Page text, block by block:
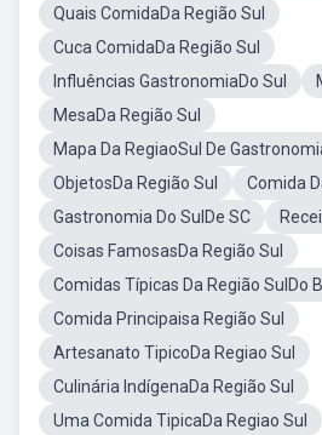
Quais ComidaDa Região Sul
Cuca ComidaDa Região Sul
Influências GastronomiaDo Sul
MesaDa Região Sul
Mapa Da RegiaoSul De
ObjetosDa Região Sul
Comida
Gastronomia Do SulDe SC
Coisas FamosasDa Região Sul
Comidas Típicas Da Região SulDo
Comida Principaisa Região Sul
Artesanato TipicoDa Regiao Sul
Culinária IndígenaDa Região Sul
Uma Comida TipicaDa Regiao Sul